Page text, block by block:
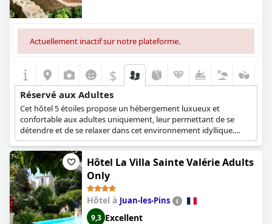
Actuellement inactif sur notre plateforme.
$
Réservé aux Adultes
Cet hôtel 5 étoiles propose un hébergement luxueux et
confortable aux adultes uniquement, leur permettant de se
détendre et de se relaxer dans cet environnement idyllique.
Avec des services et des équipements de la plus haute qualité,
une piscine à débordement, ainsi qu'une pléthore de forfaits
romantiques, de mariage, de bien-être et bien plus encore, cet
hôtel est certain de vous offrir l'expérience la plus
rafraîchissante et la plus relaxante dans un environnement
tranquille et sans enfants.
Hôtel La Villa Sainte Valérie Adults
Only
Hôtel à Juan-les-Pins
9,3 Excellent